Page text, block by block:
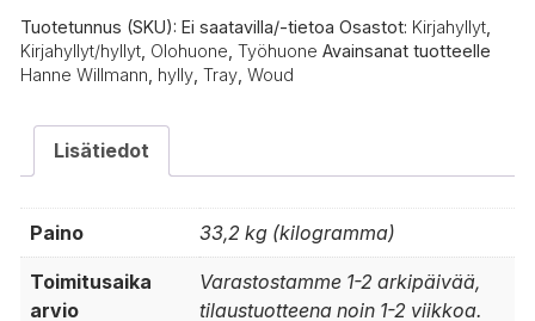
Tuotetunnus (SKU): Ei saatavilla/-tietoa Osastot: Kirjahyllyt
Kirjahyllyt/hyllyt Olohuone Työhuone Avainsanat tuotteelle
Hanne Willmann hylly Tray Woud
Lisätiedot
Paino 33,2 kg (kilogramma)
Toimitusaika
arvio
Varastostamme 1-2 arkipäivää,
tilaustuotteena noin 1-2 viikkoa.